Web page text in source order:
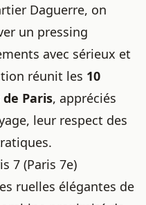
Daguerre, on
un pressing
avec sérieux et
réunit les 10
Paris, appréciés
leur respect des
7 (Paris 7e)
ruelles élégantes de